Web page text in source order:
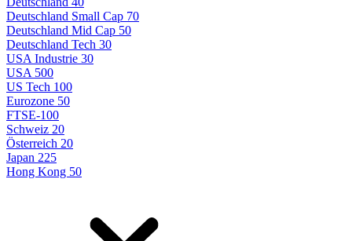
Deutschland Small Cap 70
Deutschland Mid Cap 50
Deutschland Tech 30
USA Industrie 30
USA 500
US Tech 100
Eurozone 50
FTSE-100
Schweiz 20
Österreich 20
Japan 225
Hong Kong 50